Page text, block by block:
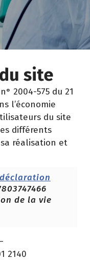
site
2004-575 du 21
l’économie
du site
différents
réalisation et
déclaration
de la vie
2140